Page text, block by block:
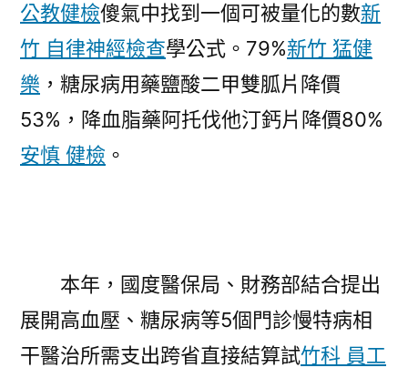
公教健檢傻氣中找到一個可被量化的數新
竹 自律神經檢查學公式。79%新竹 猛健
樂 ，糖尿病用藥鹽酸二甲雙胍片降價
53%，降血脂藥阿托伐他汀鈣片降價80%
安慎 健檢 。
本年，國度醫保局、財務部結合提出
展開高血壓、糖尿病等5個門診慢特病相
干醫治所需支出跨省直接結算試竹科 員工